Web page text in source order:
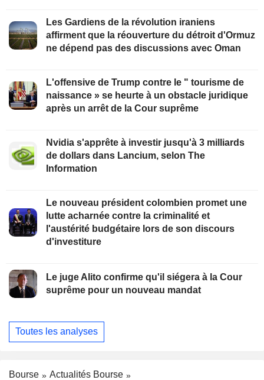
Les Gardiens de la révolution iraniens
affirment que la réouverture du détroit d'Ormuz
ne dépend pas des discussions avec Oman
L'offensive de Trump contre le " tourisme de
naissance » se heurte à un obstacle juridique
après un arrêt de la Cour suprême
Nvidia s'apprête à investir jusqu'à 3 milliards
de dollars dans Lancium, selon The
Information
Le nouveau président colombien promet une
lutte acharnée contre la criminalité et
l'austérité budgétaire lors de son discours
d'investiture
Le juge Alito confirme qu'il siégera à la Cour
suprême pour un nouveau mandat
Toutes les analyses
Bourse
Actualités Bourse